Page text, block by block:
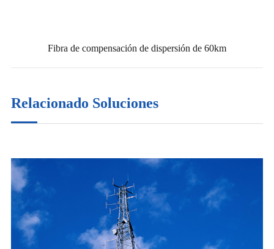
Fibra de compensación de dispersión de 60km
Relacionado Soluciones